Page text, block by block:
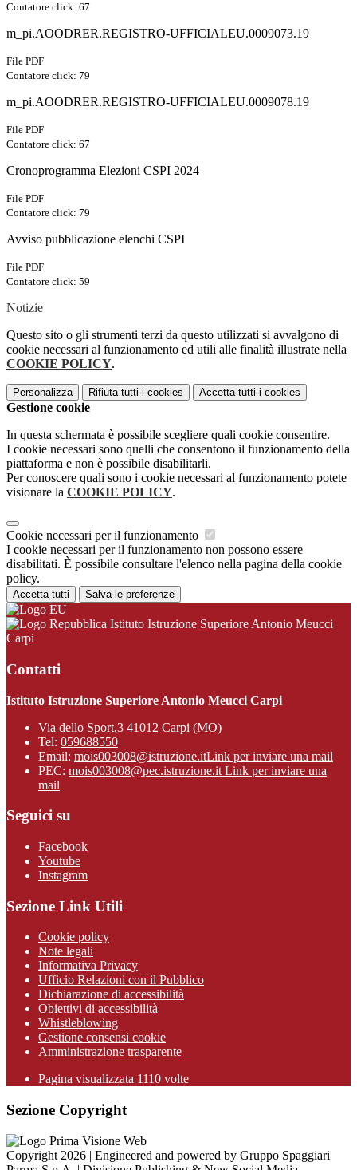
Contatore click: 67
m_pi.AOODRER.REGISTRO-UFFICIALEU.0009073.19
File PDF
Contatore click: 79
m_pi.AOODRER.REGISTRO-UFFICIALEU.0009078.19
File PDF
Contatore click: 67
Cronoprogramma Elezioni CSPI 2024
File PDF
Contatore click: 79
Avviso pubblicazione elenchi CSPI
File PDF
Contatore click: 59
Notizie
Questo sito o gli strumenti terzi da questo utilizzati si avvalgono di
cookie necessari al funzionamento ed utili alle finalità illustrate nella
COOKIE POLICY.
Personalizza Rifiuta tutti i cookies Accetta tutti i cookies
Gestione cookie
In questa schermata è possibile scegliere quali cookie consentire.
I cookie necessari sono quelli che consentono il funzionamento della
piattaforma e non è possibile disabilitarli.
Per conoscere quali sono i cookie necessari al funzionamento potete
visionare la COOKIE POLICY.
Cookie necessari per il funzionamento
I cookie necessari per il funzionamento non possono essere
disabilitati. È possibile consultare l'elenco nella pagina della cookie
policy.
Accetta tutti Salva le preferenze
Istituto Istruzione Superiore Antonio Meucci
Carpi
Contatti
Istituto Istruzione Superiore Antonio Meucci Carpi
Via dello Sport,3 41012 Carpi (MO)
Tel: 059688550
Email: mois003008@istruzione.itLink per inviare una mail
PEC: mois003008@pec.istruzione.it Link per inviare una
mail
Seguici su
Facebook
Youtube
Instagram
Sezione Link Utili
Cookie policy
Note legali
Informativa Privacy
Ufficio Relazioni con il Pubblico
Dichiarazione di accessibilità
Obiettivi di accessibilità
Whistleblowing
Gestione consensi cookie
Amministrazione trasparente
Pagina visualizzata 1110 volte
Sezione Copyright
Copyright 2026 | Engineered and powered by Gruppo Spaggiari